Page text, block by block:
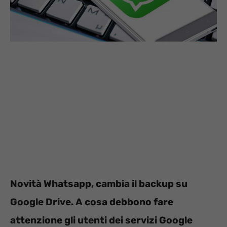
Novità Whatsapp, cambia il backup su
Google Drive. A cosa debbono fare
attenzione gli utenti dei servizi Google